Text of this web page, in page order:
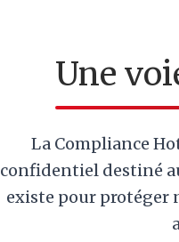
Une
La Compliance
confidentiel destiné
existe pour protéger